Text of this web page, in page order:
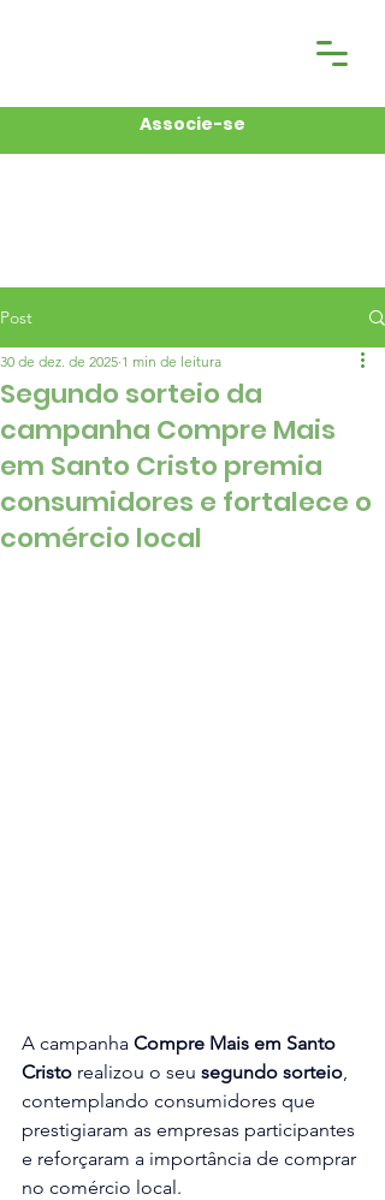
Associe-se
Post
Segundo sorteio da
campanha Compre Mais
em Santo Cristo premia
consumidores e fortalece o
comércio local
30 de dez. de 2025 1 min de leitura
A campanha Compre Mais em Santo
Cristo realizou o seu segundo sorteio,
contemplando consumidores que
prestigiaram as empresas participantes
e reforçaram a importância de comprar
no comércio local.